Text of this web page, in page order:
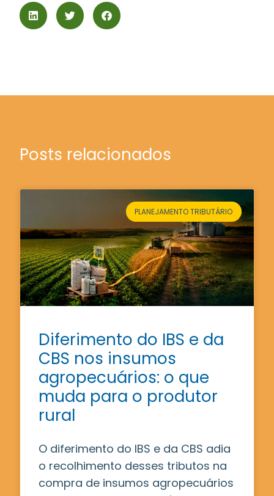
Posts relacionados
PLANEJAMENTO TRIBUTÁRIO
Diferimento do IBS e da
CBS nos insumos
agropecuários: o que
muda para o produtor
rural
O diferimento do IBS e da CBS adia
o recolhimento desses tributos na
compra de insumos agropecuários